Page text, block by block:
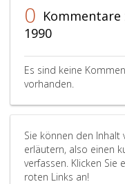
0 Kommentare
1990
Es sind keine
vorhanden.
Sie können den Inhalt
erläutern, also einen
verfassen. Klicken Sie
roten Links an!